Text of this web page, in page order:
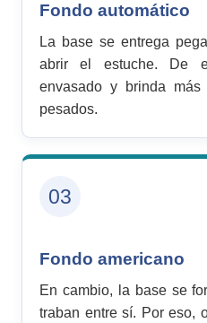
Fondo automático
La base se entrega
abrir el estuche. De
envasado y brinda más
pesados.
03
Fondo americano
En cambio, la base se
traban entre sí. Por eso,